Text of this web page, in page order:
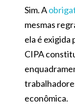
Sim. A
mesmas
ela é exigida
CIPA
econômica.